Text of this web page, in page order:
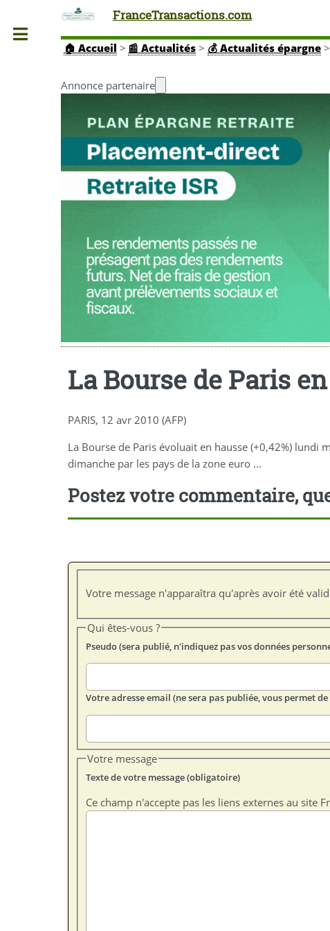
FranceTransactions.com
🏠 Accueil > 📰 Actualités > 💰 Actualités épargne>
Annonce partenaire
La Bourse de Paris
PARIS, 12 avr 2010 (AFP)
La Bourse de Paris évoluait en hausse (+0,42%) lundi
dimanche par les pays de la zone euro ...
Postez votre commentaire,
Votre message n'apparaîtra qu'après avoir été
Qui êtes-vous ?
Pseudo (sera publié, n'indiquez pas vos données
Votre adresse email (ne sera pas publiée, vous permet
Votre message
Texte de votre message (obligatoire)
Ce champ n'accepte pas les liens externes au site
Toggle